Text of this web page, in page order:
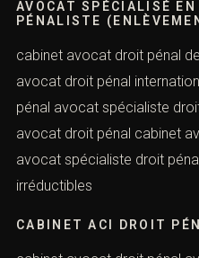
pénal des affaires avocat
paris droit pénal avocat
AVOCAT SPÉCIALISÉ
PÉNALISTE
SÉQUESTRATION)
cabinet avocat droit pénal
avocat droit pénal
pénal avocat spécialiste